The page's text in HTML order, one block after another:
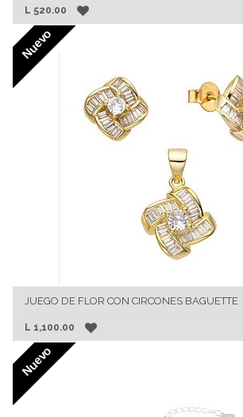
L 520.00
Nuevo
JUEGO DE FLOR CON CIRCONES BAGUETTE
L 1,100.00
Nuevo